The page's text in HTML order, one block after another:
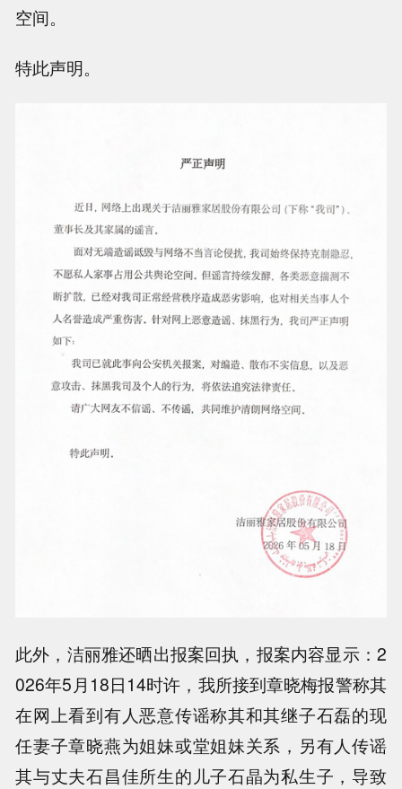
空间。
特此声明。
此外，洁丽雅还晒出报案回执，报案内容显示：2
026年5月18日14时许，我所接到章晓梅报警称其
在网上看到有人恶意传谣称其和其继子石磊的现
任妻子章晓燕为姐妹或堂姐妹关系，另有人传谣
其与丈夫石昌佳所生的儿子石晶为私生子，导致